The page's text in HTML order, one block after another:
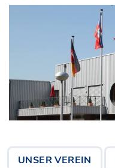
UNSER VEREIN